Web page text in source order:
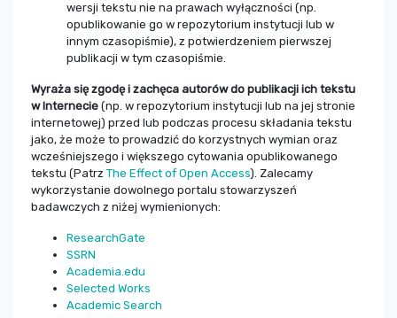
wersji tekstu nie na prawach wyłączności (np.
opublikowanie go w repozytorium instytucji lub w
innym czasopiśmie), z potwierdzeniem pierwszej
publikacji w tym czasopiśmie.
Wyraża się zgodę i zachęca autorów do publikacji ich tekstu
w Internecie (np. w repozytorium instytucji lub na jej stronie
internetowej) przed lub podczas procesu składania tekstu
jako, że może to prowadzić do korzystnych wymian oraz
wcześniejszego i większego cytowania opublikowanego
tekstu (Patrz The Effect of Open Access). Zalecamy
wykorzystanie dowolnego portalu stowarzyszeń
badawczych z niżej wymienionych:
ResearchGate
SSRN
Academia.edu
Selected Works
Academic Search